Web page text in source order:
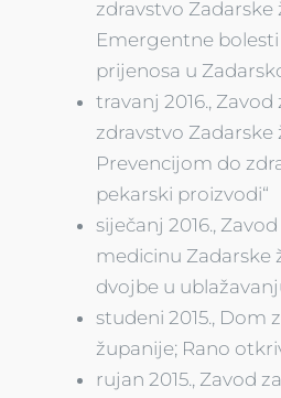
zdravstvo Zadarske
Emergentne
prijenosa u
travanj 2016., Zavod
zdravstvo Zadarske
Prevencijom do
pekarski proizvodi“
siječanj 2016.,
medicinu Zadarske
dvojbe u
studeni 2015., Dom
županije; Rano
rujan 2015., Zavod